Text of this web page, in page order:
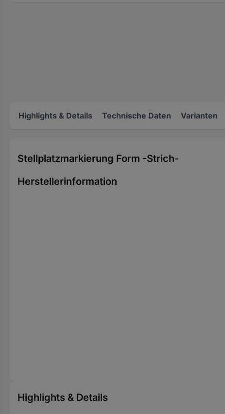
Highlights & Details Technische Daten Varianten
Stellplatzmarkierung Form -Strich-
Herstellerinformation
Highlights & Details